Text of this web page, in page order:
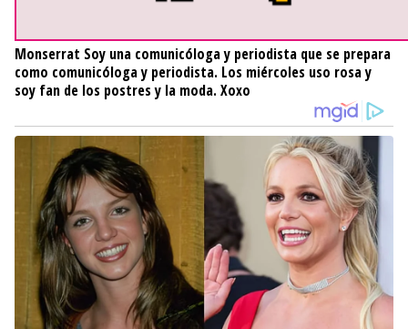
Monserrat Soy una comunicóloga y periodista que se prepara
como comunicóloga y periodista. Los miércoles uso rosa y
soy fan de los postres y la moda. Xoxo